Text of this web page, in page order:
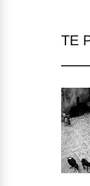
TE